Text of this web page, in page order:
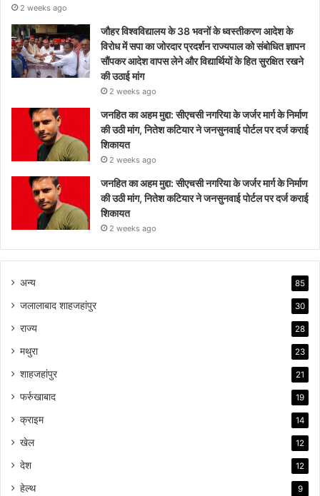
2 weeks ago
जौहर विश्वविद्यालय के 38 भवनों के ध्वस्तीकरण आदेश के
विरोध में सपा का जोरदार प्रदर्शन राज्यपाल को संबोधित ज्ञापन
सौंपकर आदेश वापस लेने और विद्यार्थियों के हित सुरक्षित रखने
की उठाई मांग
2 weeks ago
जनहित का अहम मुद्दा: सीएचसी नगरिया के जर्जर मार्ग के निर्माण
की उठी मांग, नितेश कटियार ने जनसुनवाई पोर्टल पर दर्ज कराई
शिकायत
2 weeks ago
जनहित का अहम मुद्दा: सीएचसी नगरिया के जर्जर मार्ग के निर्माण
की उठी मांग, नितेश कटियार ने जनसुनवाई पोर्टल पर दर्ज कराई
शिकायत
2 weeks ago
अन्य 85
जलालाबाद शाहजहांपुर 30
राज्य 28
मथुरा 23
शाहजहांपुर 21
फर्रुखाबाद 19
क्राइम 14
खेल 12
देश 12
हेल्थ 9